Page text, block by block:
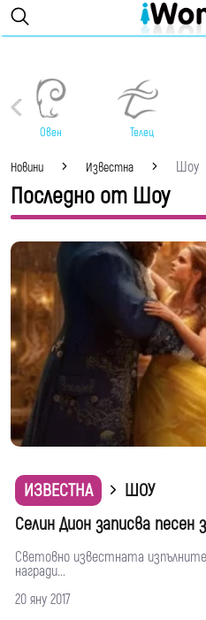
Овен Телец
Новини Известна Шоу
Последно от Шоу
ИЗВЕСТНА
ШОУ
Селин Дион записва песен
Световно известната
награди...
20 яну 2017